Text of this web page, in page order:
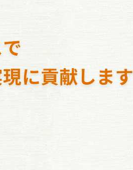
に貢献します